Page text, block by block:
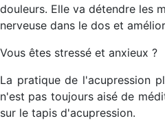
douleurs. Elle va détendre les
nerveuse dans le dos et
Vous êtes stressé et anxieux ?
La pratique de l'acupression
n'est pas toujours aisé de
sur le tapis d'acupression.